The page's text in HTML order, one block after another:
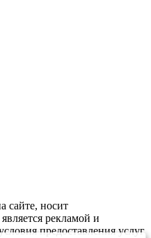
сайте, носит
рекламой и
предоставления услуг